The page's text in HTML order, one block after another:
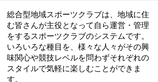
総合型地域スポーツクラブは、地域に住
む皆さんが主役となって自ら運営・管理
をするスポーツクラブのシステムです。
いろいろな種目を、様々な人々がその興
味関心や競技レベルを問わずそれぞれの
スタイルで気軽に楽しむことができま
す。